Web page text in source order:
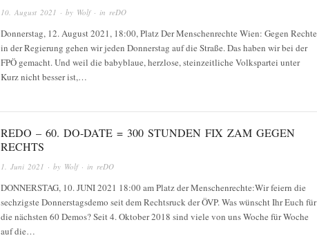
10. August 2021 · by Wolf· in reDO
Donnerstag, 12. August 2021, 18:00, Platz Der Menschenrechte Wien: Gegen Rechte
in der Regierung gehen wir jeden Donnerstag auf die Straße. Das haben wir bei der
FPÖ gemacht. Und weil die babyblaue, herzlose, steinzeitliche Volkspartei unter
Kurz nicht besser ist,…
REDO – 60. DO-DATE = 300 STUNDEN FIX ZAM GEGEN
RECHTS
1. Juni 2021 · by Wolf· in reDO
DONNERSTAG, 10. JUNI 2021 18:00 am Platz der Menschenrechte:Wir feiern die
sechzigste Donnerstagsdemo seit dem Rechtsruck der ÖVP. Was wünscht Ihr Euch für
die nächsten 60 Demos? Seit 4. Oktober 2018 sind viele von uns Woche für Woche
auf die…